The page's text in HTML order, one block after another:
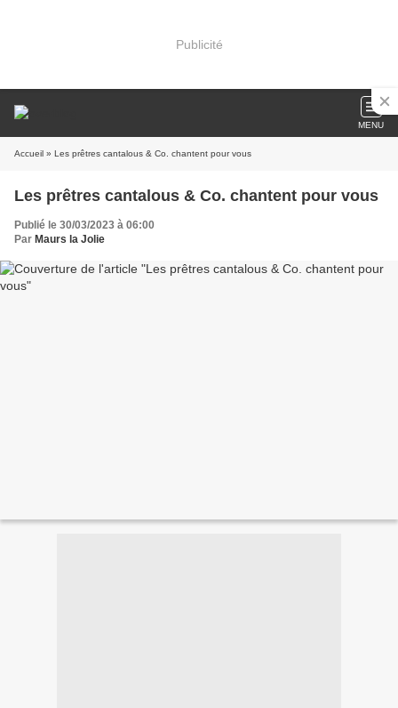
Publicité
MENU
Accueil » Les prêtres cantalous & Co. chantent pour vous
Les prêtres cantalous & Co. chantent pour vous
Publié le 30/03/2023 à 06:00
Par Maurs la Jolie